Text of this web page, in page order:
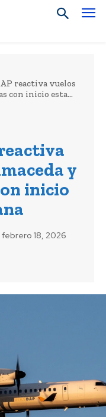
reactiva vuelos
con inicio esta...
y
inicio
febrero 18, 2026